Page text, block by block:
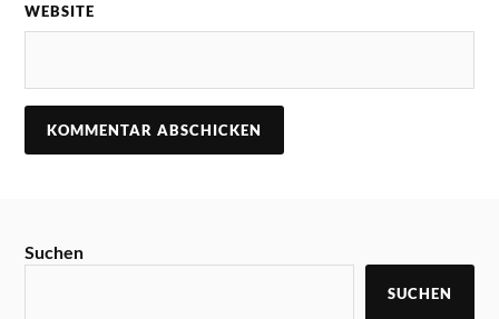
WEBSITE
Suchen
SUCHEN